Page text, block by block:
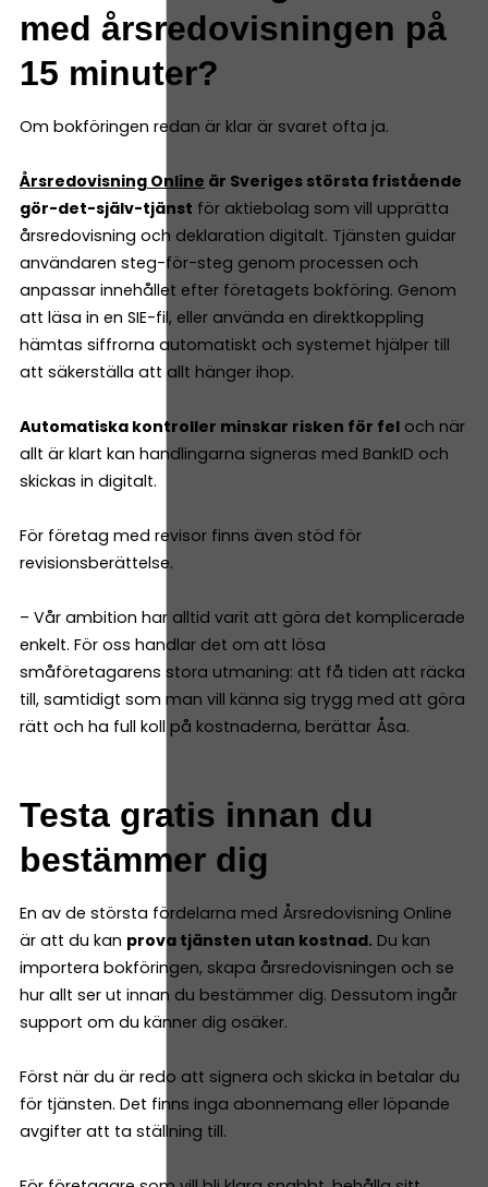
med årsredovisningen på
15 minuter?
Om bokföringen redan är klar är svaret ofta ja.
Årsredovisning Online är Sveriges största fristående
gör-det-själv-tjänst för aktiebolag som vill upprätta
årsredovisning och deklaration digitalt. Tjänsten guidar
användaren steg-för-steg genom processen och
anpassar innehållet efter företagets bokföring. Genom
att läsa in en SIE-fil, eller använda en direktkoppling
hämtas siffrorna automatiskt och systemet hjälper till
att säkerställa att allt hänger ihop.
Automatiska kontroller minskar risken för fel och när
allt är klart kan handlingarna signeras med BankID och
skickas in digitalt.
För företag med revisor finns även stöd för
revisionsberättelse.
– Vår ambition har alltid varit att göra det komplicerade
enkelt. För oss handlar det om att lösa
småföretagarens stora utmaning: att få tiden att räcka
till, samtidigt som man vill känna sig trygg med att göra
rätt och ha full koll på kostnaderna, berättar Åsa.
Testa gratis innan du
bestämmer dig
En av de största fördelarna med Årsredovisning Online
är att du kan prova tjänsten utan kostnad. Du kan
importera bokföringen, skapa årsredovisningen och se
hur allt ser ut innan du bestämmer dig. Dessutom ingår
support om du känner dig osäker.
Först när du är redo att signera och skicka in betalar du
för tjänsten. Det finns inga abonnemang eller löpande
avgifter att ta ställning till.